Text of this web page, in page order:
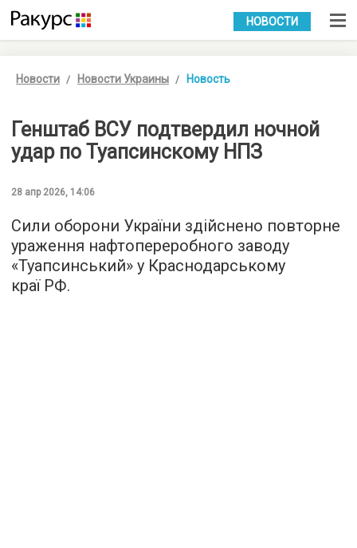
УКР РУС
НОВОСТИ
Новости Новости Украины Новость
Генштаб ВСУ подтвердил ночной
удар по Туапсинскому НПЗ
28 апр 2026, 14:06
Сили оборони України здійснено повторне
ураження нафтопереробного заводу
«Туапсинський» у Краснодарському
краї РФ.